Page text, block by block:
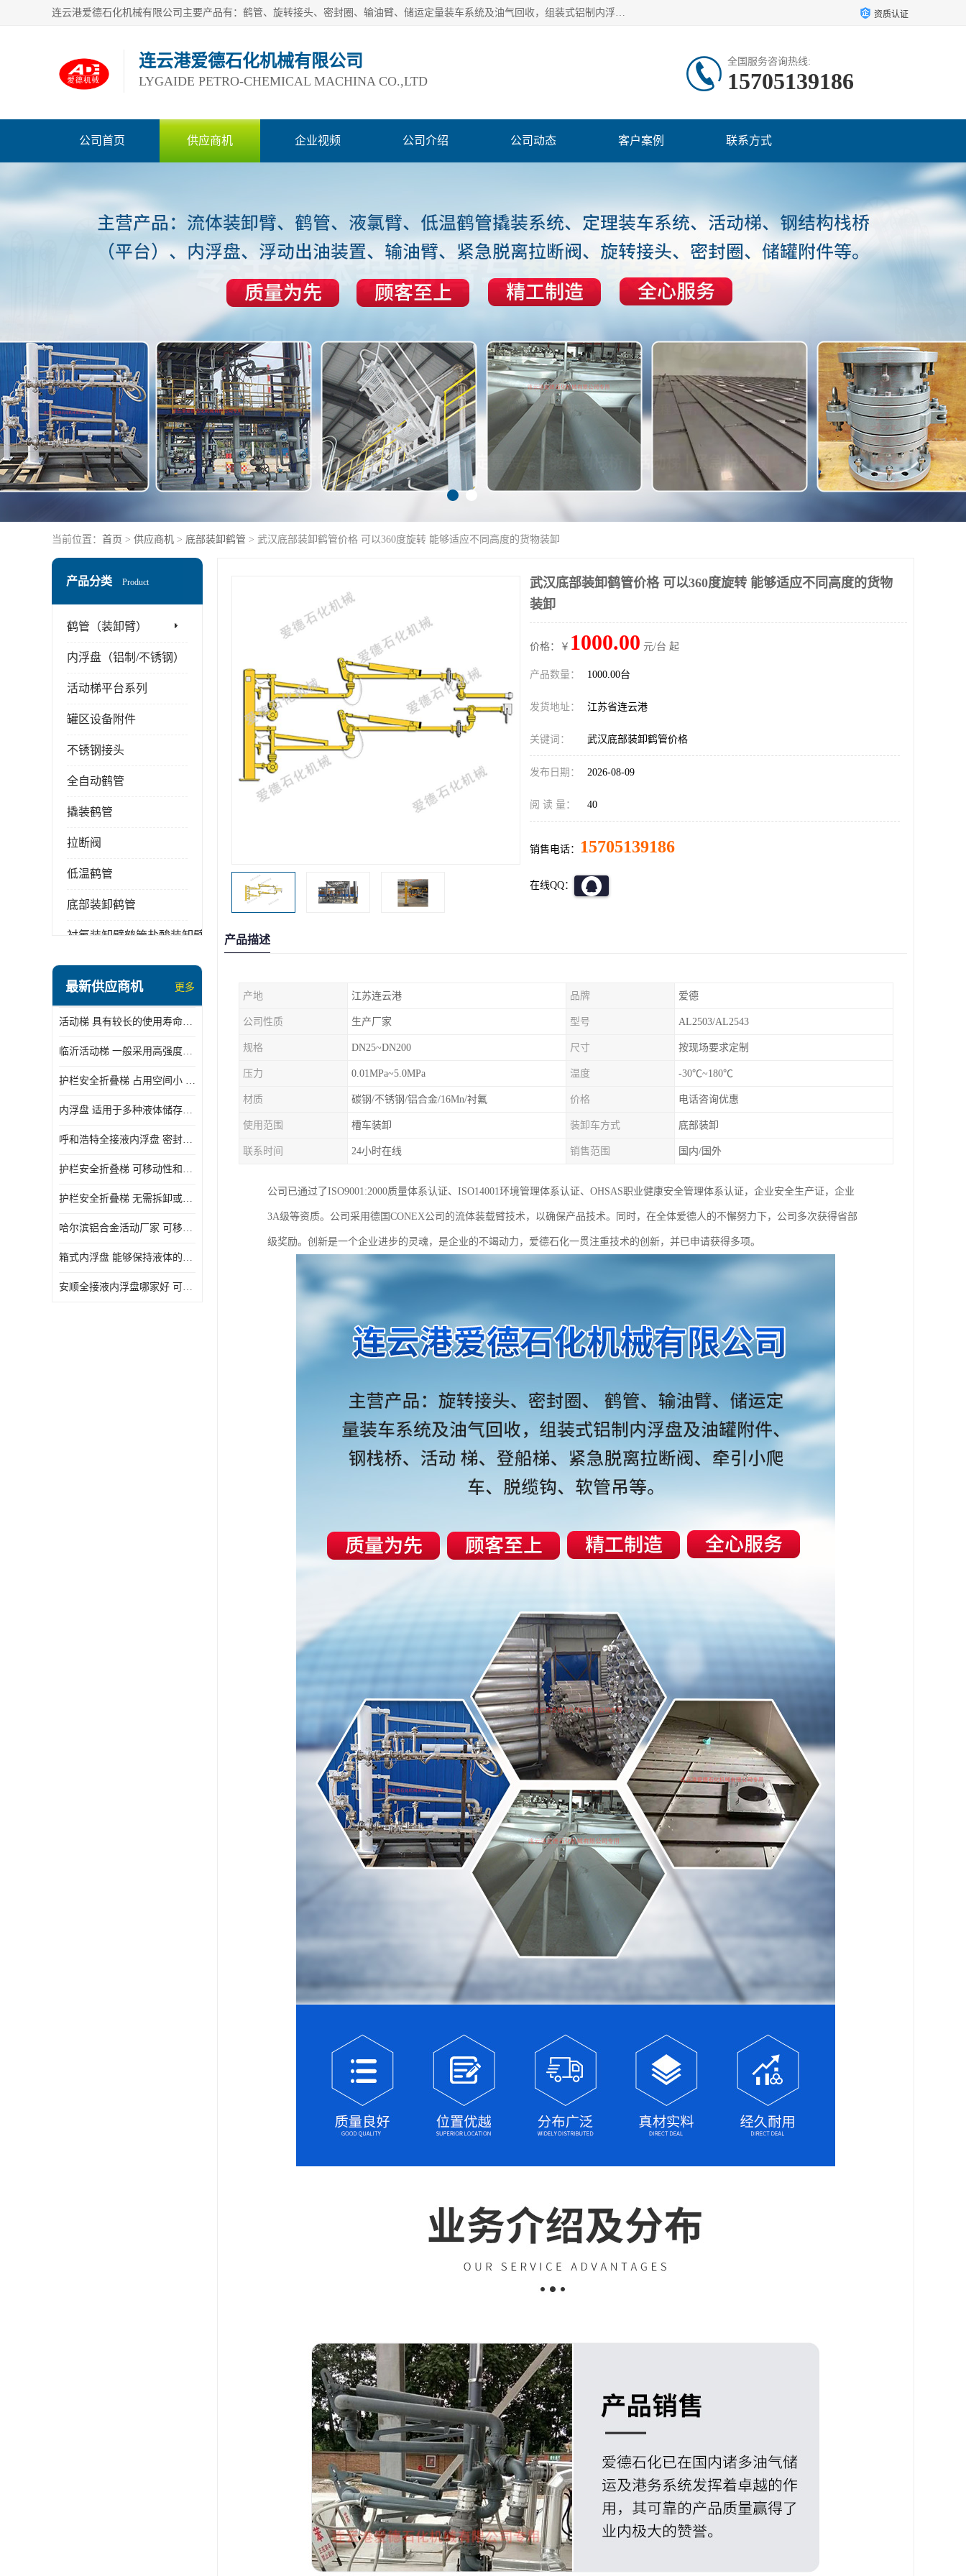
连云港爱德石化机械有限公司主要产品有：鹤管、旋转接头、密封圈、输油臂、储运定量装车系统及油气回收，组装式铝制内浮盘及油罐附件、钢结构栈桥/平台、活动梯、紧急脱离拉断阀等。完备的制造和检测手段以及高素质的员工确保了产品的质量。 资质认证
连云港爱德石化机械有限公司
LYGAIDE PETRO-CHEMICAL MACHINA CO.,LTD
全国服务咨询热线:
15705139186
公司首页 供应商机 企业视频 公司介绍 公司动态 客户案例 联系方式
当前位置： 首页 > 供应商机 > 底部装卸鹤管 > 武汉底部装卸鹤管价格 可以360度旋转 能够适应不同高度的货物装卸
产品分类 Product
鹤管（装卸臂）
内浮盘（铝制/不锈钢）
活动梯平台系列
罐区设备附件
不锈钢接头
全自动鹤管
撬装鹤管
拉断阀
低温鹤管
底部装卸鹤管
衬氟装卸臂鹤管盐酸装卸臂
顶部装卸车鹤管
液氨液化气鹤管
定量装车系统
最新供应商机 更多
活动梯 具有较长的使用寿命和耐用性 一般采用高强度材料制造
临沂活动梯 一般采用高强度材料制造 可以用于多种不同的任务
护栏安全折叠梯 占用空间小 方便存放和搬运
内浮盘 适用于多种液体储存和运输 能够降低运输成本和维护成本
呼和浩特全接液内浮盘 密封性能好 有效保护液体质量
护栏安全折叠梯 可移动性和安全性较高 占用空间小
护栏安全折叠梯 无需拆卸或重新安装 占用空间小
哈尔滨铝合金活动厂家 可移动性和安全性较高 占用空间小
箱式内浮盘 能够保持液体的密闭状态 适用于多种液体储存和运输
安顺全接液内浮盘哪家好 可以自动上下浮动 密封性能好
武汉底部装卸鹤管价格 可以360度旋转 能够适应不同高度的货物
装卸
价格：￥ 1000.00 元/台 起
产品数量： 1000.00台
发货地址： 江苏省连云港
关键词： 武汉底部装卸鹤管价格
发布日期： 2026-08-09
阅 读 量： 40
销售电话： 15705139186
在线QQ：
产品描述
产地 江苏连云港 品牌 爱德
公司性质 生产厂家 型号 AL2503/AL2543
规格 DN25~DN200 尺寸 按现场要求定制
压力 0.01MPa~5.0MPa 温度 -30℃~180℃
材质 碳钢/不锈钢/铝合金/16Mn/衬氟 价格 电话咨询优惠
使用范围 槽车装卸 装卸车方式 底部装卸
联系时间 24小时在线 销售范围 国内/国外
公司已通过了ISO9001:2000质量体系认证、ISO14001环境管理体系认证、OHSAS职业健康安全管理体系认证，企业安全生产证，企业
3A级等资质。公司采用德国CONEX公司的流体装载臂技术，以确保产品技术。同时，在全体爱德人的不懈努力下，公司多次获得省部
级奖励。创新是一个企业进步的灵魂，是企业的不竭动力，爱德石化一贯注重技术的创新，并已申请获得多项。